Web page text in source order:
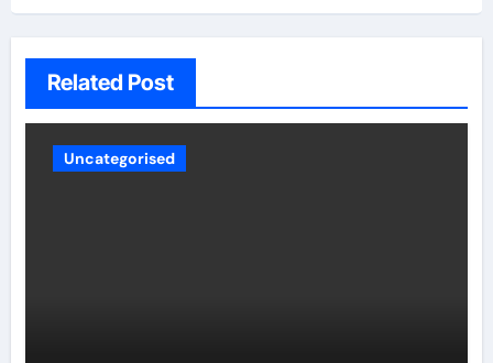
Related Post
Uncategorised